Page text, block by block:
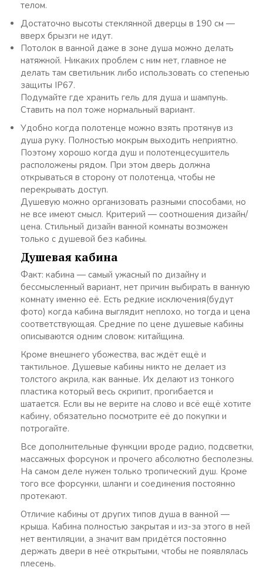
телом.
Достаточно высоты стеклянной дверцы в 190 см —
вверх брызги не идут.
Потолок в ванной даже в зоне душа можно делать
натяжной. Никаких проблем с ним нет, главное не
делать там светильник либо использовать со степенью
защиты IP67.
Подумайте где хранить гель для душа и шампунь.
Ставить на пол тоже нормальный вариант.
Удобно когда полотенце можно взять протянув из
душа руку. Полностью мокрым выходить неприятно.
Поэтому хорошо когда душ и полотенцесушитель
расположены рядом. При этом дверь должна
открываться в сторону от полотенца, чтобы не
перекрывать доступ.
Душевую можно организовать разными способами, но
не все имеют смысл. Критерий — соотношения дизайн/
цена. Стильный дизайн ванной комнаты возможен
только с душевой без кабины.
Душевая кабина
Факт: кабина — самый ужасный по дизайну и
бессмысленный вариант, нет причин выбирать в ванную
комнату именно её. Есть редкие исключения(будут
фото) когда кабина выглядит неплохо, но тогда и цена
соответствующая. Средние по цене душевые кабины
описываются одним словом: китайщина.
Кроме внешнего убожества, вас ждёт ещё и
тактильное. Душевые кабины никто не делает из
толстого акрила, как ванные. Их делают из тонкого
пластика который весь скрипит, прогибается и
шатается. Если вы не верите на слово и всё ещё хотите
кабину, обязательно посмотрите её до покупки и
потрогайте.
Все дополнительные функции вроде радио, подсветки,
массажных форсунок и прочего абсолютно бесполезны.
На самом деле нужен только тропический душ. Кроме
того все форсунки, шланги и соединения постоянно
протекают.
Отличие кабины от других типов душа в ванной —
крыша. Кабина полностью закрытая и из-за этого в ней
нет вентиляции, а значит вам придётся постоянно
держать двери в неё открытыми, чтобы не появлялась
плесень.